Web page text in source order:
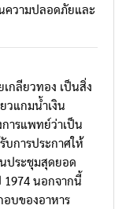
ความปลอดภัยและ
กลียวทอง เป็นสิ่ง
วแกมน้ำเงิน
การแพทย์ว่าเป็น
การประกาศให้
ประชุมสุดยอด
1974 นอกจากนี้
อบของอาหาร